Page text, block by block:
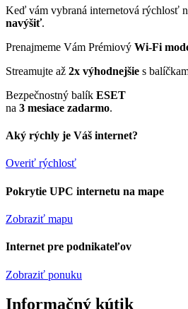
Keď vám vybraná internetová rýchlosť
navýšiť.
Prenajmeme Vám Prémiový Wi-Fi
Streamujte až 2x výhodnejšie s
Bezpečnostný balík ESET
na 3 mesiace zadarmo.
Aký rýchly je Váš internet?
Overiť rýchlosť
Pokrytie UPC internetu na mape
Zobraziť mapu
Internet pre podnikateľov
Zobraziť ponuku
Informačný kútik